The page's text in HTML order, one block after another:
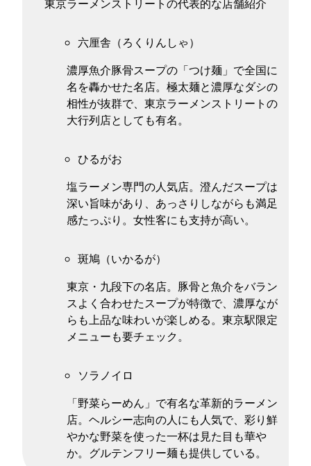
東京ラーメンストリートの代表的な店舗紹介
六厘舎（ろくりんしゃ）
濃厚魚介豚骨スープの「つけ麺」で全国に
名を轟かせた名店。極太麺と濃厚なダシの
相性が抜群で、東京ラーメンストリートの
大行列店としても有名。
ひるがお
塩ラーメン専門の人気店。澄んだスープは
深い旨味があり、あっさりしながらも満足
感たっぷり。女性客にも支持が高い。
斑鳩（いかるが）
東京・九段下の名店。豚骨と魚介をバラン
スよく合わせたスープが特徴で、濃厚なが
らも上品な味わいが楽しめる。東京駅限定
メニューも要チェック。
ソラノイロ
「野菜らーめん」で有名な革新的ラーメン
店。ヘルシー志向の人にも人気で、彩り鮮
やかな野菜を使った一杯は見た目も華や
か。グルテンフリー麺も提供している。